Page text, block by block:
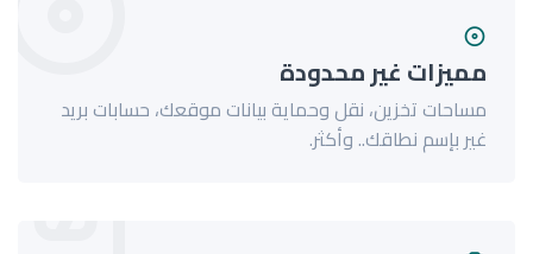
مميزات غير محدودة
مساحات تخزين، نقل وحماية بيانات موقعك، حسابات بريد
غير بإسم نطاقك.. وأكثر.